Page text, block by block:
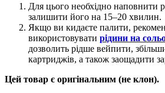
Для цього необхідно наповнити
залишити його на 15–20 хвилин.
Якщо ви кидаєте палити,
використовувати рідини на
дозволить рідше вейпити,
картриджів, а також заощадити
Цей товар є оригінальним (не клон).